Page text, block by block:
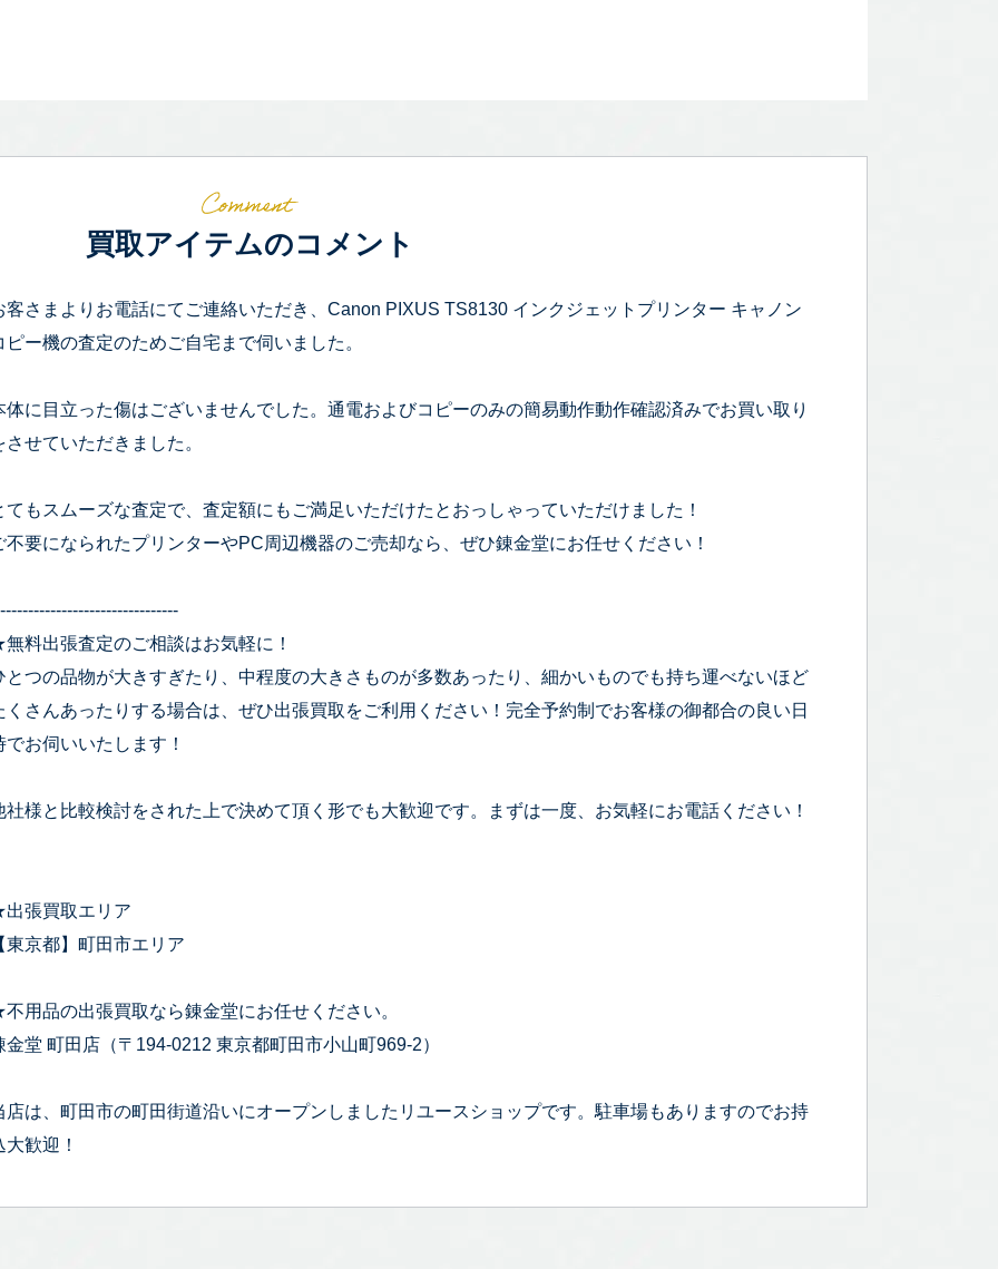
買取アイテムのコメント
客さまよりお電話にてご連絡いただき、Canon PIXUS TS8130 インクジェットプリンター キャノン
ピー機の査定のためご自宅まで伺いました。
体に目立った傷はございませんでした。通電およびコピーのみの簡易動作動作確認済みでお買い取り
させていただきました。
てもスムーズな査定で、査定額にもご満足いただけたとおっしゃっていただけました！
不要になられたプリンターやPC周辺機器のご売却なら、ぜひ錬金堂にお任せください！
料出張査定のご相談はお気軽に！
とつの品物が大きすぎたり、中程度の大きさものが多数あったり、細かいものでも持ち運べないほど
くさんあったりする場合は、ぜひ出張買取をご利用ください！完全予約制でお客様の御都合の良い日
でお伺いいたします！
社様と比較検討をされた上で決めて頂く形でも大歓迎です。まずは一度、お気軽にお電話ください！
張買取エリア
東京都】町田市エリア
用品の出張買取なら錬金堂にお任せください。
金堂 町田店（〒194-0212 東京都町田市小山町969-2）
店は、町田市の町田街道沿いにオープンしましたリユースショップです。駐車場もありますのでお持
大歓迎！